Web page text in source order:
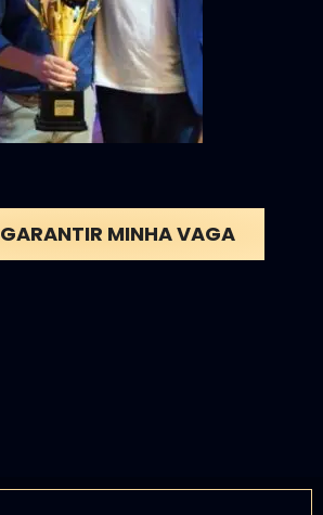
MINHA VAGA